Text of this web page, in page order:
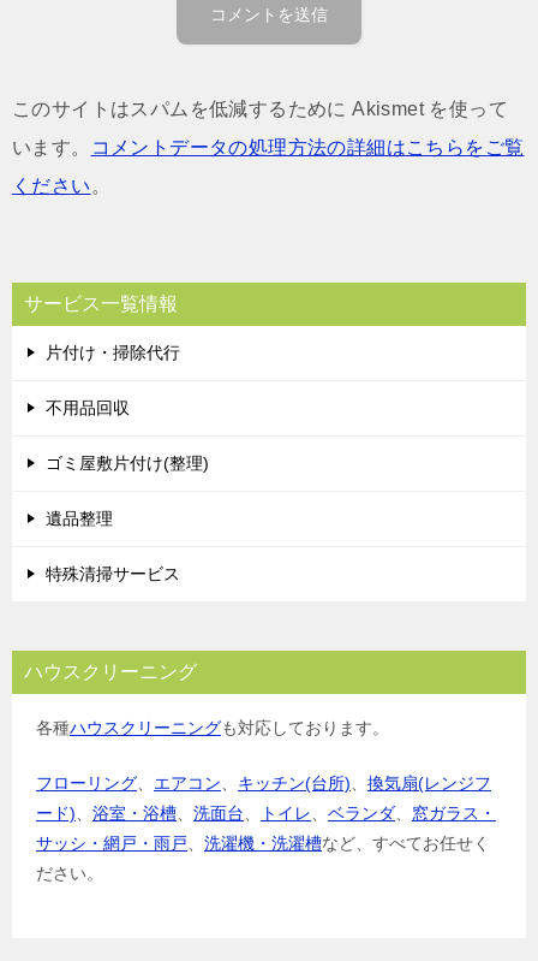
このサイトはスパムを低減するために Akismet を使って
います。
コメントデータの処理方法の詳細はこちらをご覧
ください 。
サービス一覧情報
片付け・掃除代行
不用品回収
ゴミ屋敷片付け(整理)
遺品整理
特殊清掃サービス
ハウスクリーニング
各種ハウスクリーニングも対応しております。
フローリング エアコン キッチン(台所)
換気扇(レンジフ
ード)
浴室・浴槽 洗面台 トイレ ベランダ
窓ガラス・
サッシ・網戸・雨戸
洗濯機・洗濯槽など、すべてお任せく
ださい。